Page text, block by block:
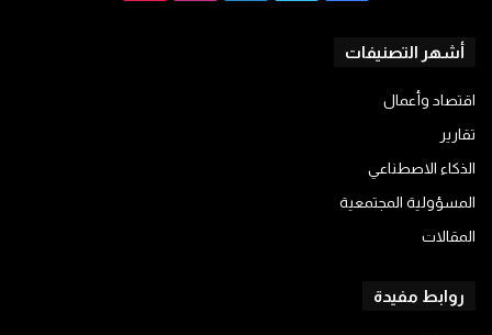
أشهر التصنيفات
اقتصاد وأعمال
تقارير
الذكاء الاصطناعي
المسؤولية المجتمعية
المقالات
روابط مفيدة